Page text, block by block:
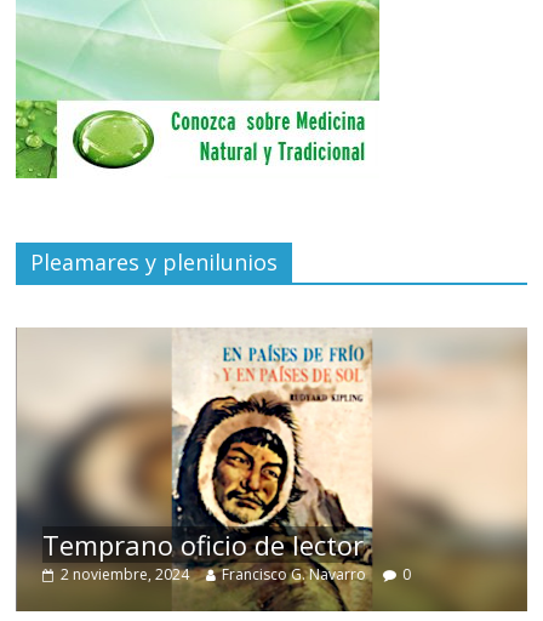
Pleamares y plenilunios
Temprano oficio de lector
2 noviembre, 2024 Francisco G. Navarro 0